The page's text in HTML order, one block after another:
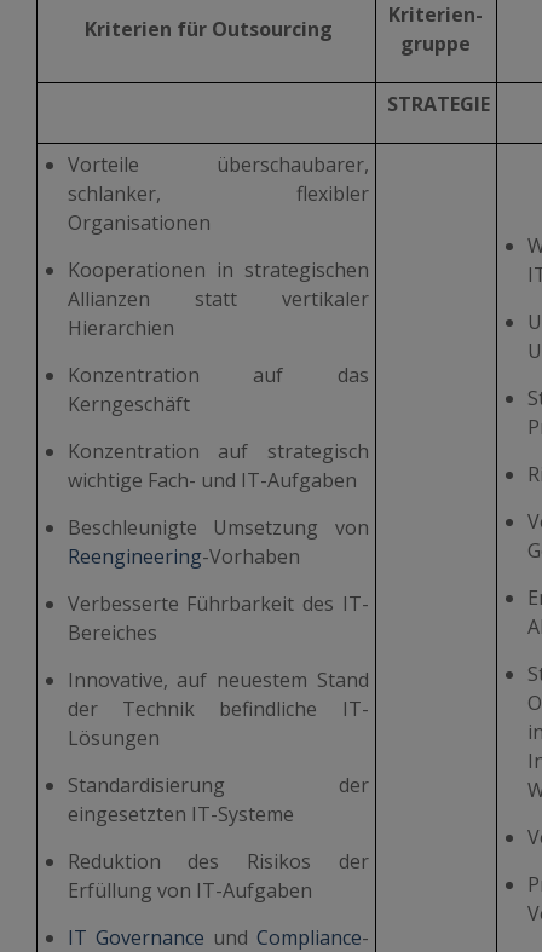
Kriterien für Outsourcing
Kriterien-
gruppe
STRATEGIE
Vorteile überschaubarer,
schlanker, flexibler
Organisationen
Kooperationen in strategischen
Allianzen statt vertikaler
Hierarchien
Konzentration auf das
Kerngeschäft
Konzentration auf strategisch
wichtige Fach- und IT-Aufgaben
Beschleunigte Umsetzung von
Reengineering-Vorhaben
Verbesserte Führbarkeit des IT-
Bereiches
Innovative, auf neuestem Stand
der Technik befindliche IT-
Lösungen
Standardisierung der
eingesetzten IT-Systeme
Reduktion des Risikos der
Erfüllung von IT-Aufgaben
IT Governance und Compliance-